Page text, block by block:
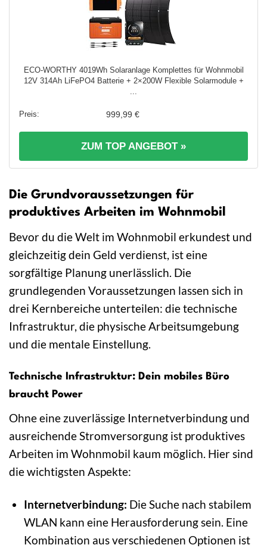
ECO-WORTHY 4019Wh Solaranlage Komplettes für Wohnmobil
12V 314Ah LiFePO4 Batterie + 2×200W Flexible Solarmodule +
...
999,99 €
ZUM TOP ANGEBOT »
Die Grundvoraussetzungen für
produktives Arbeiten im Wohnmobil
Bevor du die Welt im Wohnmobil erkundest und
gleichzeitig dein Geld verdienst, ist eine
sorgfältige Planung unerlässlich. Die
grundlegenden Voraussetzungen lassen sich in
drei Kernbereiche unterteilen: die technische
Infrastruktur, die physische Arbeitsumgebung
und die mentale Einstellung.
Technische Infrastruktur: Dein mobiles Büro
braucht Power
Ohne eine zuverlässige Internetverbindung und
ausreichende Stromversorgung ist produktives
Arbeiten im Wohnmobil kaum möglich. Hier sind
die wichtigsten Aspekte:
Internetverbindung: Die Suche nach stabilem
WLAN kann eine Herausforderung sein. Eine
Kombination aus verschiedenen Optionen ist